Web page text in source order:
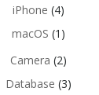
iPhone (4)
macOS (1)
Camera (2)
Database (3)